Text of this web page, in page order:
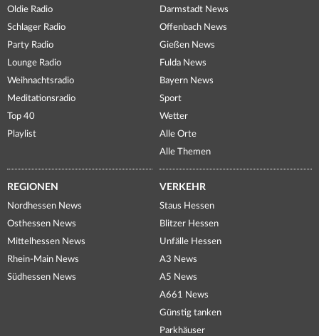
Oldie Radio
Schlager Radio
Party Radio
Lounge Radio
Weihnachtsradio
Meditationsradio
Top 40
Playlist
Darmstadt News
Offenbach News
Gießen News
Fulda News
Bayern News
Sport
Wetter
Alle Orte
Alle Themen
REGIONEN
Nordhessen News
Osthessen News
Mittelhessen News
Rhein-Main News
Südhessen News
VERKEHR
Staus Hessen
Blitzer Hessen
Unfälle Hessen
A3 News
A5 News
A661 News
Günstig tanken
Parkhäuser